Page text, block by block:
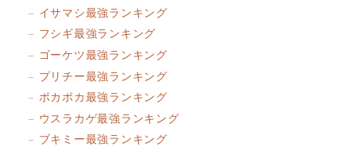
イサマシ最強ランキング
フシギ最強ランキング
ゴーケツ最強ランキング
プリチー最強ランキング
ポカポカ最強ランキング
ウスラカゲ最強ランキング
ブキミー最強ランキング